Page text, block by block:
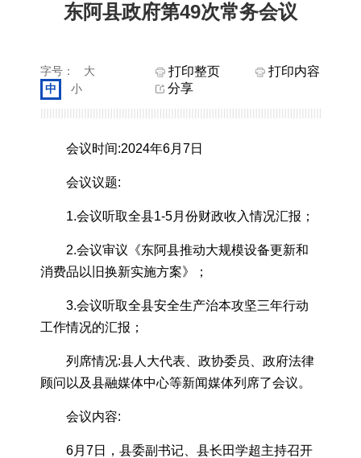
东阿县政府第49次常务会议
字号：
大
中
小
打印整页
打印内容
分享
会议时间:2024年6月7日
会议议题:
1.会议听取全县1-5月份财政收入情况汇报；
2.会议审议《东阿县推动大规模设备更新和
消费品以旧换新实施方案》；
3.会议听取全县安全生产治本攻坚三年行动
工作情况的汇报；
列席情况:县人大代表、政协委员、政府法律
顾问以及县融媒体中心等新闻媒体列席了会议。
会议内容:
6月7日，县委副书记、县长田学超主持召开